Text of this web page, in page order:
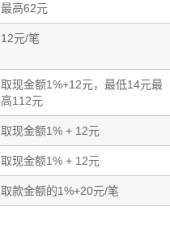
最高62元
12元/笔
取现金额1%+12元，最低14元最
高112元
取现金额1% + 12元
取现金额1% + 12元
取款金额的1%+20元/笔